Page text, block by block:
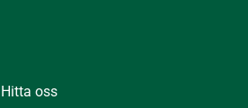
Hitta oss